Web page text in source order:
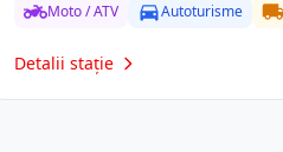
Moto / ATV Autoturisme
Detalii stație